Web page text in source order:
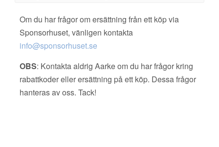
Om du har frågor om ersättning från ett köp via
Sponsorhuset, vänligen kontakta
info@sponsorhuset.se
OBS: Kontakta aldrig Aarke om du har frågor kring
rabattkoder eller ersättning på ett köp. Dessa frågor
hanteras av oss. Tack!